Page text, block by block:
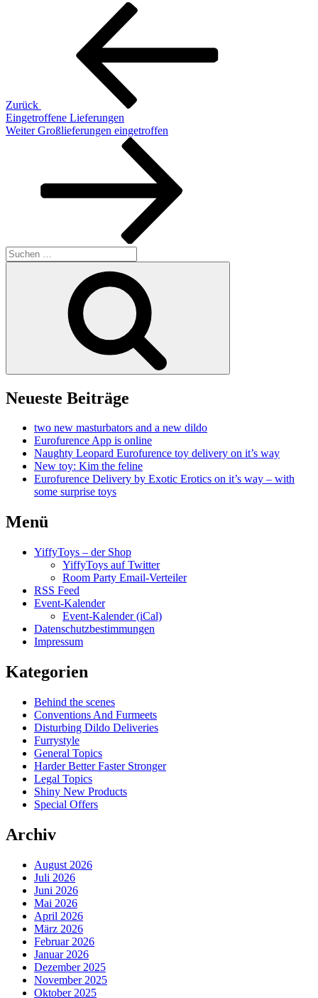
Beitragsnavigation
Zurück
Eingetroffene Lieferungen
Nächster
Weiter Großlieferungen eingetroffen
Suchen
nach:
Neueste Beiträge
two new masturbators and a new dildo
Eurofurence App is online
Naughty Leopard Eurofurence toy delivery on it’s way
New toy: Kim the feline
Eurofurence Delivery by Exotic Erotics on it’s way – with
some surprise toys
Menü
YiffyToys – der Shop
YiffyToys auf Twitter
Room Party Email-Verteiler
RSS Feed
Event-Kalender
Event-Kalender (iCal)
Datenschutzbestimmungen
Impressum
Kategorien
Behind the scenes
Conventions And Furmeets
Disturbing Dildo Deliveries
Furrystyle
General Topics
Harder Better Faster Stronger
Legal Topics
Shiny New Products
Special Offers
Archiv
August 2026
Juli 2026
Juni 2026
Mai 2026
April 2026
März 2026
Februar 2026
Januar 2026
Dezember 2025
November 2025
Oktober 2025